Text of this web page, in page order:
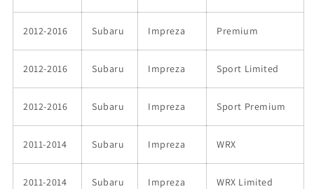
2012-2016 Subaru Impreza Premium
2012-2016 Subaru Impreza Sport Limited
2012-2016 Subaru Impreza Sport Premium
2011-2014 Subaru Impreza WRX
2011-2014 Subaru Impreza WRX Limited